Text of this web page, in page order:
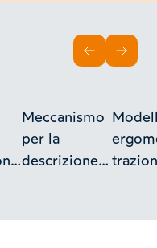
Meccanismo
per la
descrizione
INDIETRO